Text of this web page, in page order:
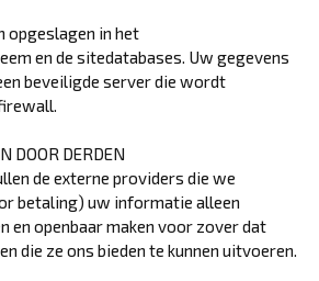
opgeslagen in het
en de sitedatabases. Uw gegevens
beveiligde server die wordt
DOOR DERDEN
de externe providers die we
betaling) uw informatie alleen
en openbaar maken voor zover dat
die ze ons bieden te kunnen uitvoeren.